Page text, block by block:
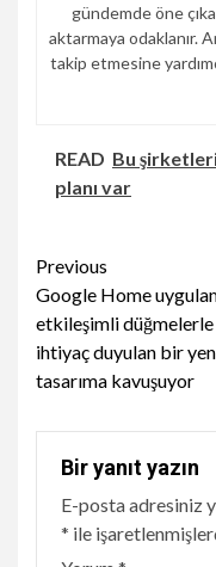
gündemde öne
aktarmaya odaklanır.
takip etmesine
READ Bu
planı var
Continue
Reading
Previous
Google Home
etkileşimli
ihtiyaç duyulan bir
tasarıma kavuşuyor
Bir yanıt yazın
E-posta adresiniz
* ile